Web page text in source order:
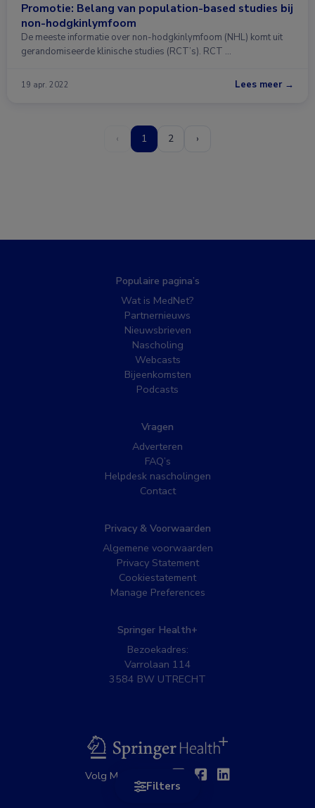
Filters
Promotie: Belang van population-based studies bij
non-hodgkinlymfoom
De meeste informatie over non-hodgkinlymfoom (NHL) komt uit
gerandomiseerde klinische studies (RCT’s). RCT …
19 apr. 2022 Lees meer →
‹ 1 2 ›
Populaire pagina’s
Wat is MedNet?
Partnernieuws
Nieuwsbrieven
Nascholing
Webcasts
Bijeenkomsten
Podcasts
Vragen
Adverteren
FAQ’s
Helpdesk nascholingen
Contact
Privacy & Voorwaarden
Algemene voorwaarden
Privacy Statement
Cookiestatement
Manage Preferences
Springer Health+
Bezoekadres:
Varrolaan 114
3584 BW UTRECHT
BSL
Volg MedNet op: TwitterFacebook
Linkedin